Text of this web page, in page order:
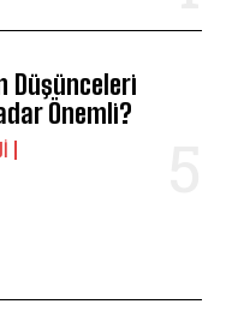
Düşünceleri
Önemli?